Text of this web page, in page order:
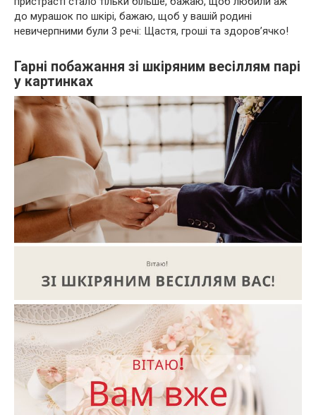
до мурашок по шкірі, бажаю, щоб у вашій родині
невичерпними були 3 речі: Щастя, гроші та здоров’ячко!
Гарні побажання зі шкіряним весіллям парі
у картинках